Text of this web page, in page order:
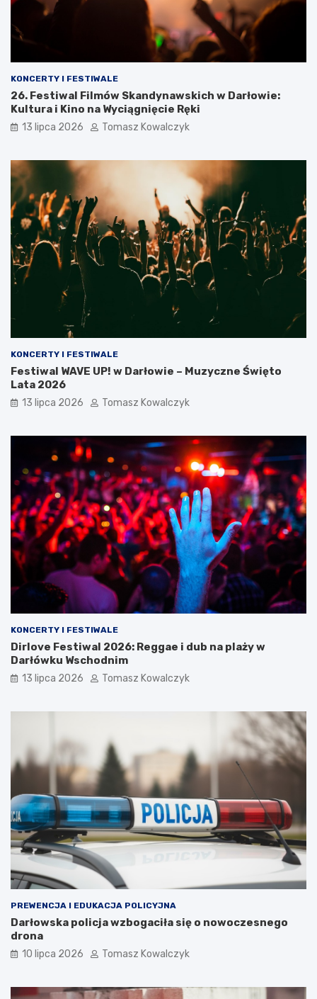
KONCERTY I FESTIWALE
26. Festiwal Filmów Skandynawskich w Darłowie:
Kultura i Kino na Wyciągnięcie Ręki
13 lipca 2026 Tomasz Kowalczyk
KONCERTY I FESTIWALE
Festiwal WAVE UP! w Darłowie – Muzyczne Święto
Lata 2026
13 lipca 2026 Tomasz Kowalczyk
KONCERTY I FESTIWALE
Dirlove Festiwal 2026: Reggae i dub na plaży w
Darłówku Wschodnim
13 lipca 2026 Tomasz Kowalczyk
PREWENCJA I EDUKACJA POLICYJNA
Darłowska policja wzbogaciła się o nowoczesnego
drona
10 lipca 2026 Tomasz Kowalczyk